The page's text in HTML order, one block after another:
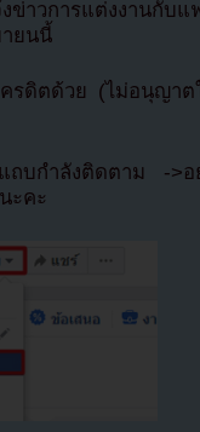
ข่าวการแต่งงานกับแ
ายนนี้
รดิตด้วย (ไม่อนุญาต
แถบกำลังติดตาม ->อ
ะคะ